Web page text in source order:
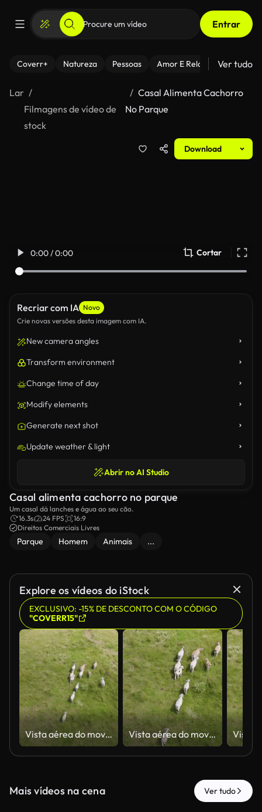
Entrar
Coverr+ Natureza Pessoas Amor E Relacionamentos
Ver tudo
Lar
Filmagens de vídeo de
stock
Casal Alimenta Cachorro
No Parque
Download
0:00 / 0:00 Cortar
Recriar com IA Novo
Crie novas versões desta imagem com IA.
New camera angles
Transform environment
Change time of day
Modify elements
Generate next shot
Update weather & light
Abrir no AI Studio
Casal alimenta cachorro no parque
Um casal dá lanches e água ao seu cão.
16.3s
24 FPS
16:9
Direitos Comerciais Livres
Parque Homem Animais ...
Explore os vídeos do iStock
EXCLUSIVO: -15% DE DESCONTO COM O CÓDIGO
"COVERR15"
Vista aérea do movimento do rebanho bovino Vista aérea do movimento do rebanho bovino
Mais vídeos na cena Ver tudo